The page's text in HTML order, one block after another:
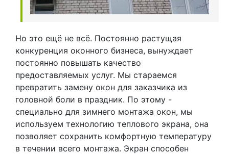
Но это ещё не всё. Постоянно растущая
конкуренция оконного бизнеса, вынуждает
постоянно повышать качество
предоставляемых услуг. Мы стараемся
превратить замену окон для заказчика из
головной боли в праздник. По этому -
специально для зимнего монтажа окон, мы
используем технологию теплового экрана, она
позволяет сохранить комфортную температуру
в течении всего монтажа. Экран способен